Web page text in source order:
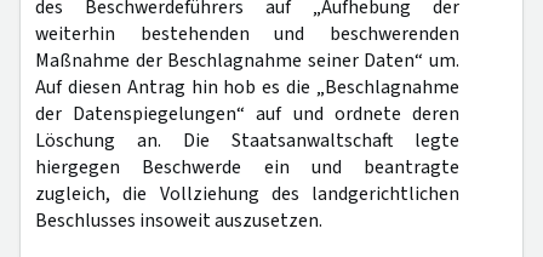
des Beschwerdeführers auf „Aufhebung der
weiterhin bestehenden und beschwerenden
Maßnahme der Beschlagnahme seiner Daten“ um.
Auf diesen Antrag hin hob es die „Beschlagnahme
der Datenspiegelungen“ auf und ordnete deren
Löschung an. Die Staatsanwaltschaft legte
hiergegen Beschwerde ein und beantragte
zugleich, die Vollziehung des landgerichtlichen
Beschlusses insoweit auszusetzen.